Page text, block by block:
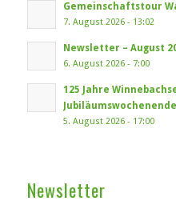
Gemeinschaftstour
7. August 2026 - 13:02
Newsletter – August
6. August 2026 - 7:00
125 Jahre
5. August 2026 - 17:00
Newsletter